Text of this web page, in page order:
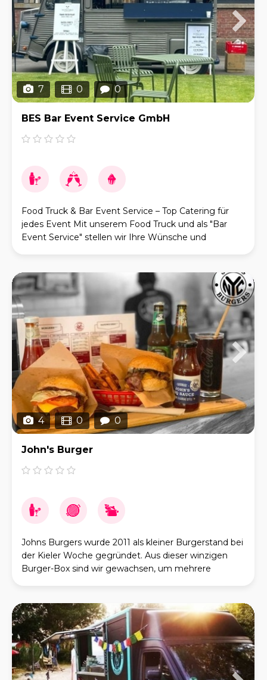
7 0 0
BES Bar Event Service GmbH
Food Truck & Bar Event Service – Top Catering für
jedes Event Mit unserem Food Truck und als "Bar
Event Service" stellen wir Ihre Wünsche und
4 0 0
John's Burger
Johns Burgers wurde 2011 als kleiner Burgerstand bei
der Kieler Woche gegründet. Aus dieser winzigen
Burger-Box sind wir gewachsen, um mehrere